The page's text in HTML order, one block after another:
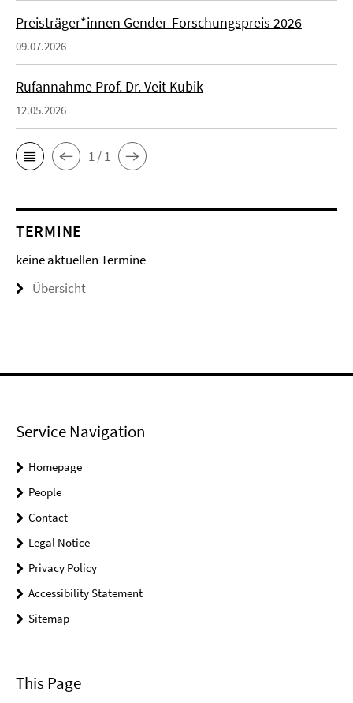
Preisträger*innen Gender-Forschungspreis 2026
09.07.2026
Rufannahme Prof. Dr. Veit Kubik
12.05.2026
1 / 1
TERMINE
keine aktuellen Termine
Übersicht
Service Navigation
Homepage
People
Contact
Legal Notice
Privacy Policy
Accessibility Statement
Sitemap
This Page